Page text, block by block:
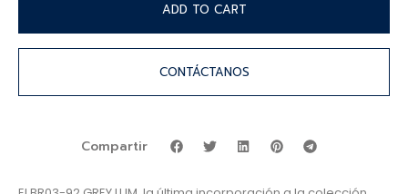
ADD TO CART
CONTÁCTANOS
Compartir